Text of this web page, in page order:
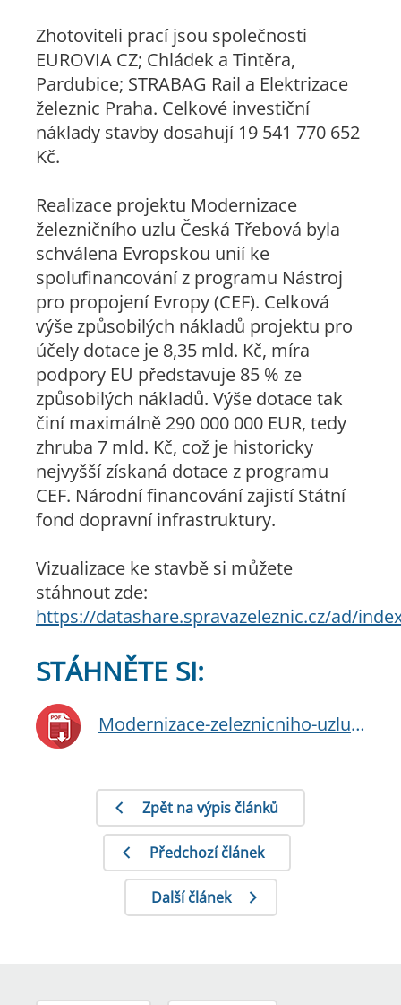
Zhotoviteli prací jsou společnosti
EUROVIA CZ; Chládek a Tintěra,
Pardubice; STRABAG Rail a Elektrizace
železnic Praha. Celkové investiční
náklady stavby dosahují 19 541 770 652
Kč.
Realizace projektu Modernizace
železničního uzlu Česká Třebová byla
schválena Evropskou unií ke
spolufinancování z programu Nástroj
pro propojení Evropy (CEF). Celková
výše způsobilých nákladů projektu pro
účely dotace je 8,35 mld. Kč, míra
podpory EU představuje 85 % ze
způsobilých nákladů. Výše dotace tak
činí maximálně 290 000 000 EUR, tedy
zhruba 7 mld. Kč, což je historicky
nejvyšší získaná dotace z programu
CEF. Národní financování zajistí Státní
fond dopravní infrastruktury.
Vizualizace ke stavbě si můžete
stáhnout zde:
https://datashare.spravazeleznic.cz/ad/
STÁHNĚTE SI:
Modernizace-zeleznicniho-uzlu-Ceska-Trebova.pdf
Zpět na výpis článků
Předchozí článek
Další článek